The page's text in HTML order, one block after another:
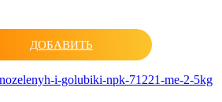
ДОБАВИТЬ